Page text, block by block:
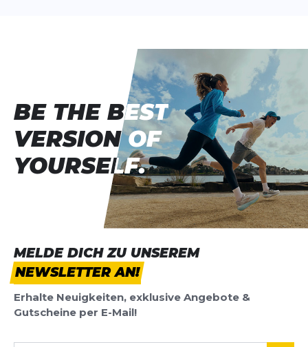
MELDE DICH ZU UNSEREM
NEWSLETTER AN!
Erhalte Neuigkeiten, exklusive Angebote &
Gutscheine per E-Mail!
BE THE BEST
VERSION OF
YOURSELF.
BE THE BEST
VERSION OF
YOURSELF.